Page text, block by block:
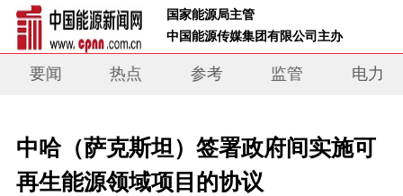
国家能源局主管
中国能源传媒集团有限公司主办
要闻 热点 参考 监管 电力
中哈（萨克斯坦）签署政府间实施可
再生能源领域项目的协议